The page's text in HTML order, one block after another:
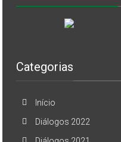
Categorias
Início
Diálogos 2022